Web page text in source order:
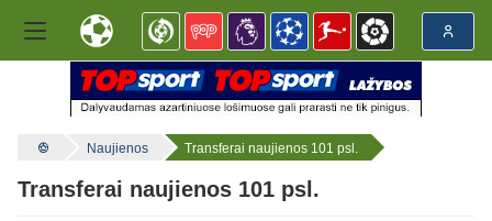
Naujienos Transferai naujienos 101 psl.
Transferai naujienos 101 psl.